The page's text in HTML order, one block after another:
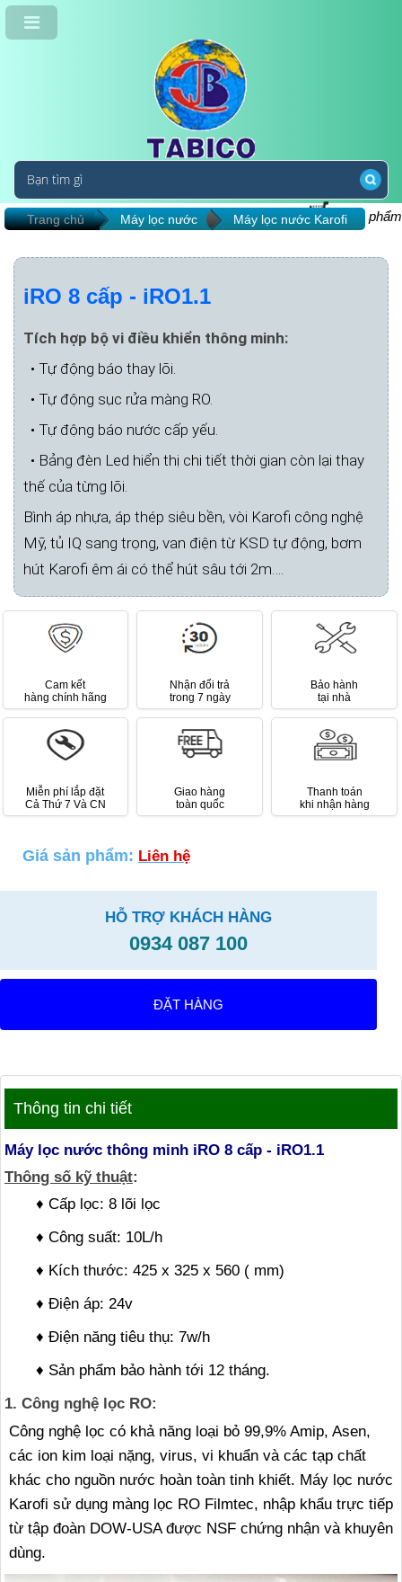
0Sản phẩm
Trang chủ Máy lọc nước Máy lọc nước Karofi
iRO 8 cấp - iRO1.1
Tích hợp bộ vi điều khiển thông minh:
• Tự động báo thay lõi.
• Tự động sục rửa màng RO.
• Tự động báo nước cấp yếu.
• Bảng đèn Led hiển thị chi tiết thời gian còn lại thay
thế của từng lõi.
Bình áp nhựa, áp thép siêu bền, vòi Karofi công nghệ
Mỹ, tủ IQ sang trọng, van điện từ KSD tự động, bơm
hút Karofi êm ái có thể hút sâu tới 2m….
Cam kết
hàng chính hãng
Nhận đổi trả
trong 7 ngày
Bảo hành
tại nhà
Miễn phí lắp đặt
Cả Thứ 7 Và CN
Giao hàng
toàn quốc
Thanh toán
khi nhận hàng
Giá sản phẩm: Liên hệ
HỖ TRỢ KHÁCH HÀNG
0934 087 100
ĐẶT HÀNG
Thông tin chi tiết
Máy lọc nước thông minh iRO 8 cấp - iRO1.1
Thông số kỹ thuật:
♦ Cấp lọc: 8 lõi lọc
♦ Công suất: 10L/h
♦ Kích thước: 425 x 325 x 560 ( mm)
♦ Điện áp: 24v
♦ Điện năng tiêu thụ: 7w/h
♦ Sản phẩm bảo hành tới 12 tháng.
1. Công nghệ lọc RO:
Công nghệ lọc có khả năng loại bỏ 99,9% Amip, Asen,
các ion kim loại nặng, virus, vi khuẩn và các tạp chất
khác cho nguồn nước hoàn toàn tinh khiết. Máy lọc nước
Karofi sử dụng màng lọc RO Filmtec, nhập khẩu trực tiếp
từ tập đoàn DOW-USA được NSF chứng nhận và khuyên
dùng.